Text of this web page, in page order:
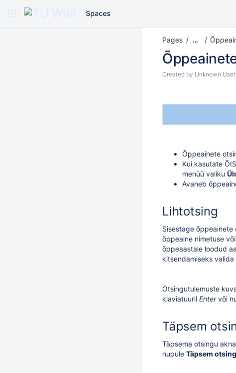
Spaces
Pages …
Created by Unknown
Õppeainete
Kui kasutate
menüü valiku
Avaneb
Lihtotsing
Sisestage õppeainete
õppeaine nimetuse
õppeaastale loodud
kitsendamiseks
Otsingutulemuste
klaviatuuril Entervõi
Täpsem
Täpsema otsingu
nupule Täpsem otsing